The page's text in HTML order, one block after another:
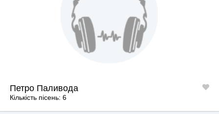
Петро Паливода
Кількість пісень: 6